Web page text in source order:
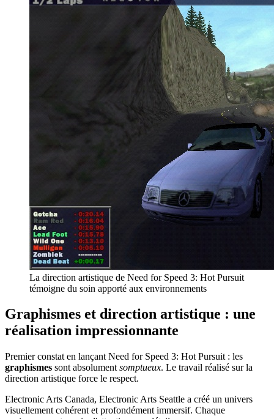
La direction artistique de Need for Speed 3: Hot Pursuit
témoigne du soin apporté aux environnements
Graphismes et direction artistique : une
réalisation impressionnante
Premier constat en lançant Need for Speed 3: Hot Pursuit : les
graphismes sont absolument somptueux. Le travail réalisé sur la
direction artistique force le respect.
Electronic Arts Canada, Electronic Arts Seattle a créé un univers
visuellement cohérent et profondément immersif. Chaque